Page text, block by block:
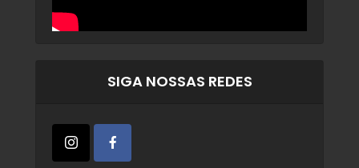
SIGA NOSSAS REDES